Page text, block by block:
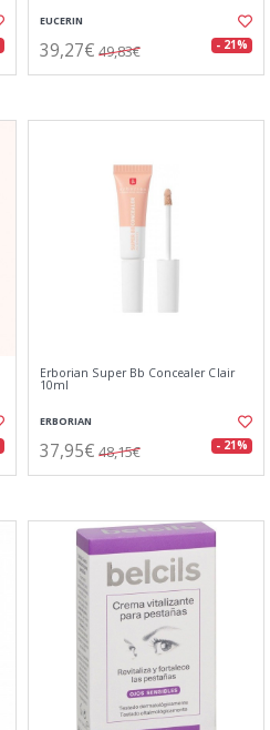
EUCERIN
39,27€ 49,83€ - 21%
Erborian Super Bb Concealer Clair
10ml
ERBORIAN
37,95€ 48,15€ - 21%